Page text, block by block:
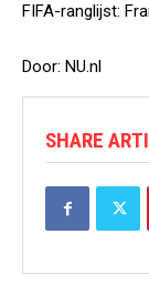
FIFA-ranglijst:
Door: NU.nl
SHARE